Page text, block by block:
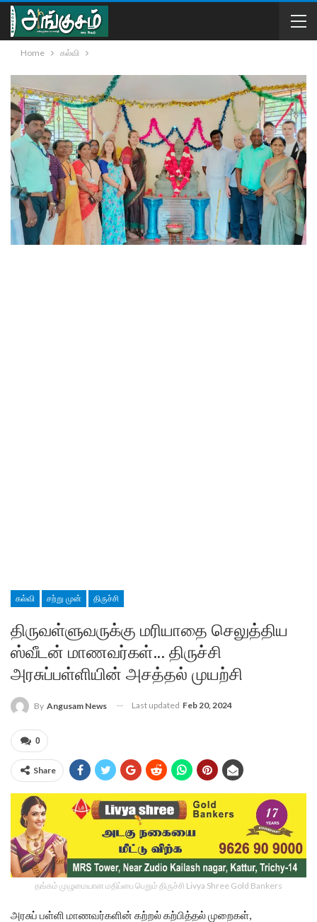
Home கல்வி
கல்வி சற்று முன் திருச்சி
திருவள்ளுவருக்கு மரியாதை செலுத்திய
ஸ்வீடன் மாணவர்கள்… திருச்சி
அரசுப்பள்ளியின் அசத்தல் முயற்சி
By Angusam News Last updated Feb 20, 2024
0
Share
தங்கம் முழுமையான மதிப்பை பெறும் திருச்சி Livya Shree Gold Bankers
அரசுப் பள்ளி மாணவர்களின் கற்றல் கற்பித்தல் முறைகள்,